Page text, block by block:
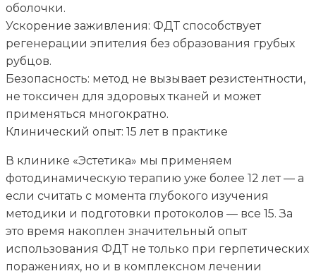
оболочки.
Ускорение заживления: ФДТ способствует
регенерации эпителия без образования грубых
рубцов.
Безопасность: метод не вызывает резистентности,
не токсичен для здоровых тканей и может
применяться многократно.
Клинический опыт: 15 лет в практике
В клинике «Эстетика» мы применяем
фотодинамическую терапию уже более 12 лет — а
если считать с момента глубокого изучения
методики и подготовки протоколов — все 15. За
это время накоплен значительный опыт
использования ФДТ не только при герпетических
поражениях, но и в комплексном лечении